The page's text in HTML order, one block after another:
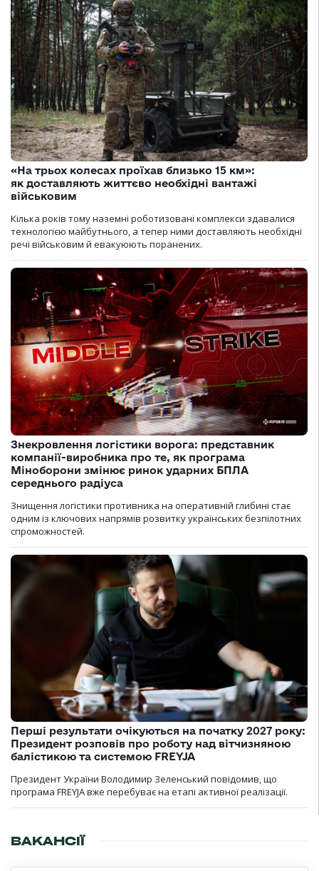
«На трьох колесах проїхав близько 15 км»:
як доставляють життєво необхідні вантажі
військовим
Кілька років тому наземні роботизовані комплекси здавалися
технологією майбутнього, а тепер ними доставляють необхідні
речі військовим й евакуюють поранених.
Знекровлення логістики ворога: представник
компанії-виробника про те, як програма
Міноборони змінює ринок ударних БПЛА
середнього радіуса
Знищення логістики противника на оперативній глибині стає
одним із ключових напрямів розвитку українських безпілотних
спроможностей.
Перші результати очікуються на початку 2027 року:
Президент розповів про роботу над вітчизняною
балістикою та системою FREYJA
Президент України Володимир Зеленський повідомив, що
програма FREYJA вже перебуває на етапі активної реалізації.
ВАКАНСІЇ